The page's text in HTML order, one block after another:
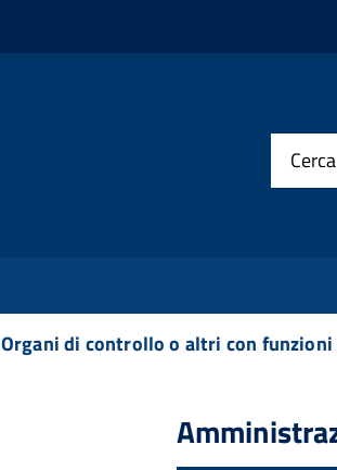
Organi di controllo o altri con